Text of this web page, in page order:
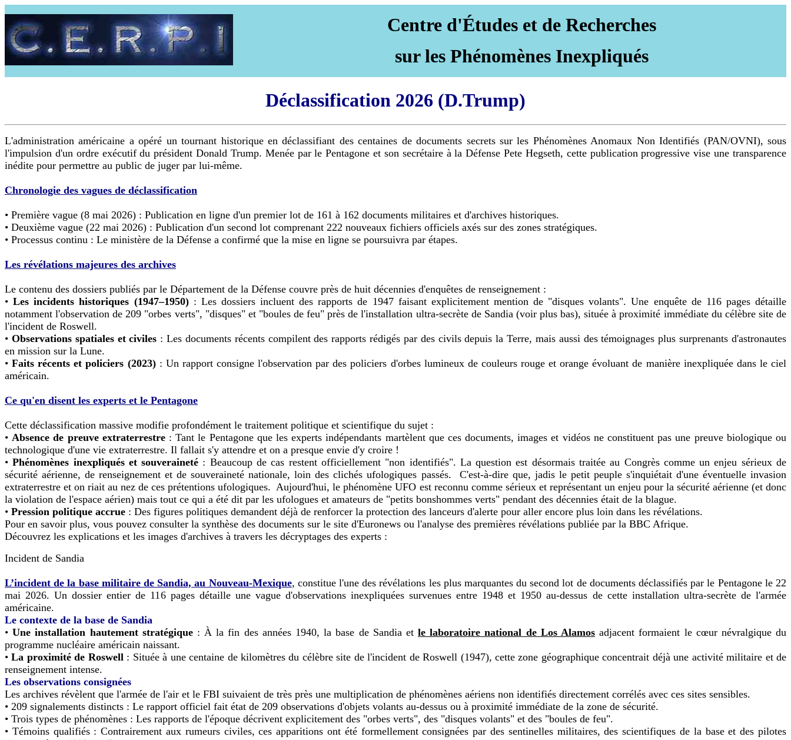
Centre d'Études et de Recherches
sur les Phénomènes Inexpliqués
Déclassification 2026 (D.Trump)
L'administration américaine a opéré un tournant historique en déclassifiant des centaines de documents secrets sur les Phénomènes Anomaux Non Identifiés (PAN/OVNI), sous
l'impulsion d'un ordre exécutif du président Donald Trump. Menée par le Pentagone et son secrétaire à la Défense Pete Hegseth, cette publication progressive vise une transparence
inédite pour permettre au public de juger par lui-même.
Chronologie des vagues de déclassification
• Première vague (8 mai 2026) : Publication en ligne d'un premier lot de 161 à 162 documents militaires et d'archives historiques.
• Deuxième vague (22 mai 2026) : Publication d'un second lot comprenant 222 nouveaux fichiers officiels axés sur des zones stratégiques.
• Processus continu : Le ministère de la Défense a confirmé que la mise en ligne se poursuivra par étapes.
Les révélations majeures des archives
Le contenu des dossiers publiés par le Département de la Défense couvre près de huit décennies d'enquêtes de renseignement :
•Les incidents historiques (1947–1950): Les dossiers incluent des rapports de 1947 faisant explicitement mention de "disques volants". Une enquête de 116 pages détaille
notamment l'observation de 209 "orbes verts", "disques" et "boules de feu" près de l'installation ultra-secrète de Sandia (voir plus bas), située à proximité immédiate du célèbre site de
l'incident de Roswell.
• Observations spatiales et civiles : Les documents récents compilent des rapports rédigés par des civils depuis la Terre, mais aussi des témoignages plus surprenants d'astronautes
en mission sur la Lune.
•Faits récents et policiers (2023) : Un rapport consigne l'observation par des policiers d'orbes lumineux de couleurs rouge et orange évoluant de manière inexpliquée dans le ciel
américain.
Ce qu'en disent les experts et le Pentagone
Cette déclassification massive modifie profondément le traitement politique et scientifique du sujet :
• Absence de preuve extraterrestre: Tant le Pentagone que les experts indépendants martèlent que ces documents, images et vidéos ne constituent pas une preuve biologique ou
technologique d'une vie extraterrestre. Il fallait s'y attendre et on a presque envie d'y croire !
•Phénomènes inexpliqués et souveraineté : Beaucoup de cas restent officiellement "non identifiés". La question est désormais traitée au Congrès comme un enjeu sérieux de
sécurité aérienne, de renseignement et de souveraineté nationale, loin des clichés ufologiques passés. C'est-à-dire que, jadis le petit peuple s'inquiétait d'une éventuelle invasion
extraterrestre et on riait au nez de ces prétentions ufologiques. Aujourd'hui, le phénomène UFO est reconnu comme sérieux et représentant un enjeu pour la sécurité aérienne (et donc
la violation de l'espace aérien) mais tout ce qui a été dit par les ufologues et amateurs de "petits bonshommes verts" pendant des décennies était de la blague.
• Pression politique accrue : Des figures politiques demandent déjà de renforcer la protection des lanceurs d'alerte pour aller encore plus loin dans les révélations.
Pour en savoir plus, vous pouvez consulter la synthèse des documents sur le site d'Euronews ou l'analyse des premières révélations publiée par la BBC Afrique.
Découvrez les explications et les images d'archives à travers les décryptages des experts :
Incident de Sandia
L’incident de la base militaire de Sandia, au Nouveau-Mexique, constitue l'une des révélations les plus marquantes du second lot de documents déclassifiés par le Pentagone le 22
mai 2026. Un dossier entier de 116 pages détaille une vague d'observations inexpliquées survenues entre 1948 et 1950 au-dessus de cette installation ultra-secrète de l'armée
américaine.
Le contexte de la base de Sandia
•Une installation hautement stratégique: À la fin des années 1940, la base de Sandia etle laboratoire national de Los Alamosadjacent formaient le cœur névralgique du
programme nucléaire américain naissant.
•La proximité de Roswell : Située à une centaine de kilomètres du célèbre site de l'incident de Roswell (1947), cette zone géographique concentrait déjà une activité militaire et de
renseignement intense.
Les observations consignées
Les archives révèlent que l'armée de l'air et le FBI suivaient de très près une multiplication de phénomènes aériens non identifiés directement corrélés avec ces sites sensibles.
• 209 signalements distincts : Le rapport officiel fait état de 209 observations d'objets volants au-dessus ou à proximité immédiate de la zone de sécurité.
• Trois types de phénomènes : Les rapports de l'époque décrivent explicitement des "orbes verts", des "disques volants" et des "boules de feu".
• Témoins qualifiés : Contrairement aux rumeurs civiles, ces apparitions ont été formellement consignées par des sentinelles militaires, des scientifiques de la base et des pilotes